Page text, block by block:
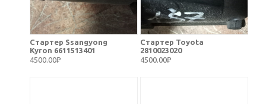
Стартер Ssangyong
Kyron 6611513401
4500.00₽
Стартер Toyota
2810023020
4500.00₽